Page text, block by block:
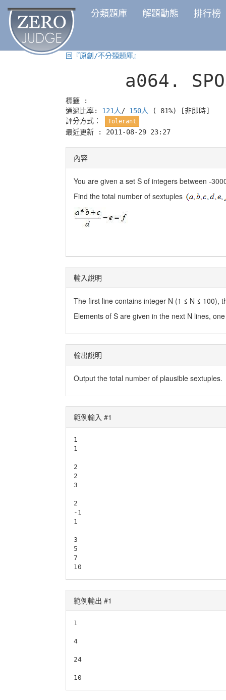
分類題庫 解題動態 排行榜
回『原創/不分類題庫』
a064.
標籤 :
通過比率: 121人 / 150人 ( 81%)
[非即時]
評分方式：
Tolerant
最近更新 : 2011-08-29 23:27
內容
You are given a set S of integers between -
Find the total number of sextuples
輸入說明
The first line contains integer N (1 ≤ N ≤ 100),
Elements of S are given in the next N lines,
輸出說明
Output the total number of plausible sextuples.
範例輸入 #1
1
1
2
2
3
2
-1
1
3
5
7
範例輸出 #1
1
4
24